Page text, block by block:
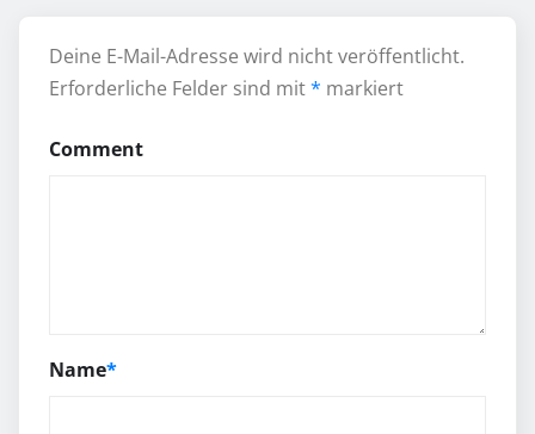
Deine E-Mail-Adresse wird nicht veröffentlicht.
Erforderliche Felder sind mit* markiert
Comment
Name*